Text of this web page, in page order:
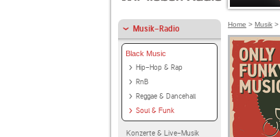
Musik-Radio
Black Music
Hip-Hop & Rap
RnB
Reggae & Dancehall
Soul & Funk
Konzerte & Live-Musik
Home > Musik >